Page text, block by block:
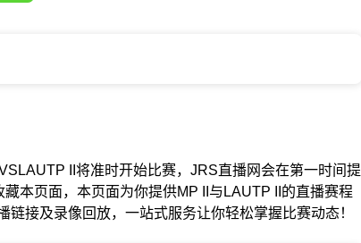
II将准时开始比赛，JRS直播网会在第一时间提
本页面，本页面为你提供MP II与LAUTP II的直播赛程
接及录像回放，一站式服务让你轻松掌握比赛动态！